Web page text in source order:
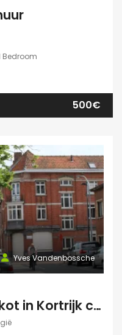
Bedroom
500€
Yves Vandenbossche
Ruime duplex 40 m2 kot in Kortrijk centraal gelegen.